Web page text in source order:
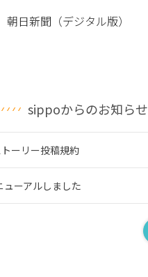
朝日新聞（デジタル版）
sippoからのお知らせ
ーリー投稿規約
ューアルしました